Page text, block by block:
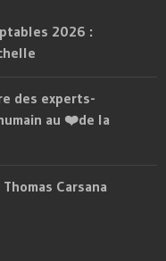
2026 :
des experts-
au ❤️de la
Carsana